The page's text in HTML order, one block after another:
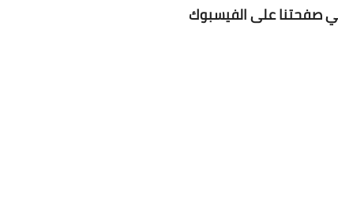
صفحتنا على الفيسبوك